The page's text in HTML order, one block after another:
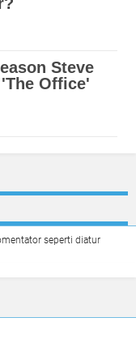
seperti diatur